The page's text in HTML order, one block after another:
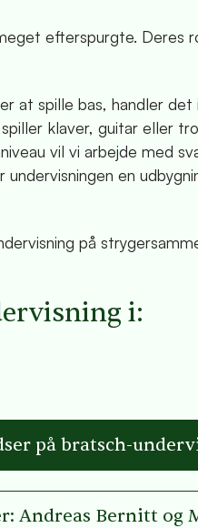
efterspurgte. Deres
at spille bas, handler
klaver, guitar eller
vil vi arbejde med
en
på
i:
på bratsch-
Andreas Bernitt og